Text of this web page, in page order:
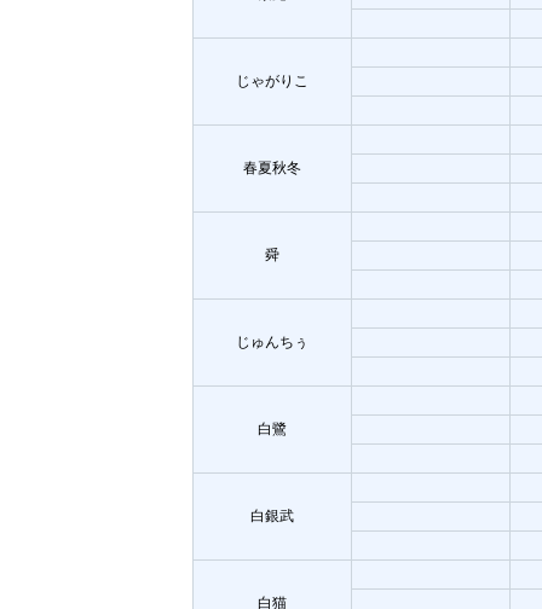
じゃがりこ
春夏秋冬
舜
じゅんちぅ
白鷺
白銀武
白猫